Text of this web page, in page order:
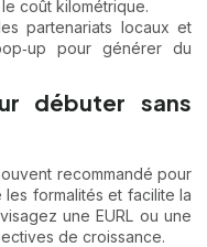
coût kilométrique.
partenariats locaux et
pour générer du
débuter sans
recommandé pour
formalités et facilite la
une EURL ou une
de croissance.